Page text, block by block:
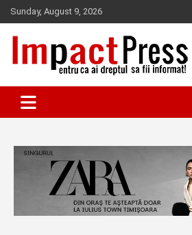
Skip
to
content
Sunday, August 9, 2026
IMPACTPRESS